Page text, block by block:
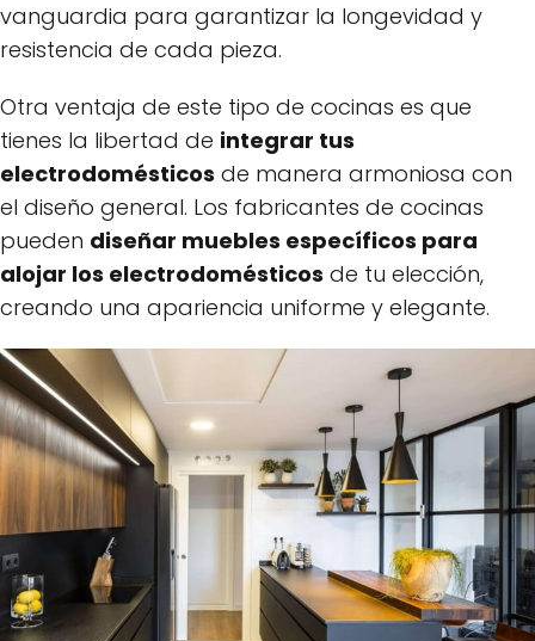
vanguardia para garantizar la longevidad y
resistencia de cada pieza.
Otra ventaja de este tipo de cocinas es que
tienes la libertad de integrar tus
electrodomésticos de manera armoniosa con
el diseño general. Los fabricantes de cocinas
pueden diseñar muebles específicos para
alojar los electrodomésticos de tu elección,
creando una apariencia uniforme y elegante.